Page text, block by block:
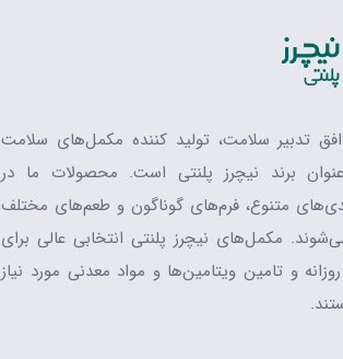
تدبیر سلامت، تولید کننده مکمل‌های سلامت
برند نیچرز پلنتی است. محصولات ما در
متنوع، فرم‌های گوناگون و طعم‌های مختلف
مکمل‌های نیچرز پلنتی انتخابی عالی برای
و تامین ویتامین‌ها و مواد معدنی مورد نیاز